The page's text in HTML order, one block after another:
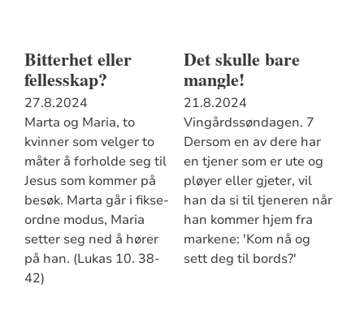
Bitterhet eller
fellesskap?
27.8.2024
Marta og Maria, to
kvinner som velger to
måter å forholde seg til
Jesus som kommer på
besøk. Marta går i fikse-
ordne modus, Maria
setter seg ned å hører
på han. (Lukas 10. 38-
42)
Det skulle bare
mangle!
21.8.2024
Vingårdssøndagen. 7
Dersom en av dere har
en tjener som er ute og
pløyer eller gjeter, vil
han da si til tjeneren når
han kommer hjem fra
markene: 'Kom nå og
sett deg til bords?'